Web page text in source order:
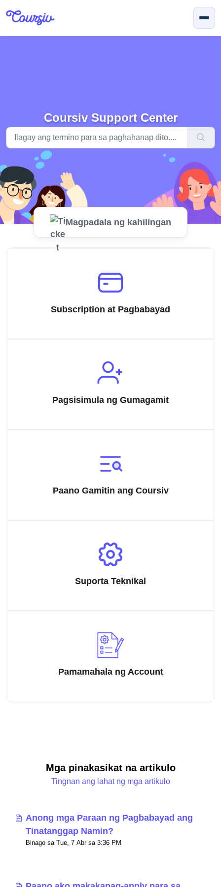
Coursiv Support Center
Magpadala ng kahilingan
Subscription at Pagbabayad
Pagsisimula ng Gumagamit
Paano Gamitin ang Coursiv
Suporta Teknikal
Pamamahala ng Account
Mga pinakasikat na artikulo
Tingnan ang lahat ng mga artikulo
Anong mga Paraan ng Pagbabayad ang
Tinatanggap Namin?
Binago sa Tue, 7 Abr sa 3:36 PM